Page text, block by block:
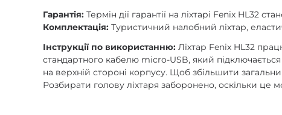
Гарантія:Термін дії гарантії на ліхтарі Fenix HL32
Комплектація:Туристичний налобний ліхтар,
Інструкції по використанню:Ліхтар Fenix HL32
стандартного кабелю micro-USB, який
на верхній стороні корпусу. Щоб збільшити
Розбирати голову ліхтаря заборонено, оскільки це